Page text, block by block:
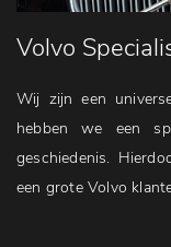
Volvo
Wij zijn een
hebben we een
geschiedenis.
een grote Volvo